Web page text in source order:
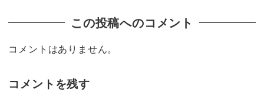
この投稿へのコメント
コメントはありません。
コメントを残す